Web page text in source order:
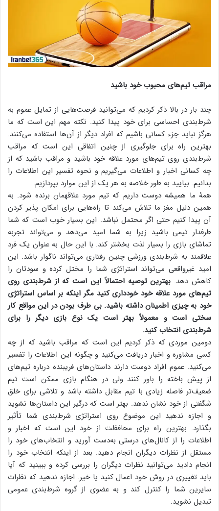
مراقب تیم‌های محبوب خود باشید
چند بار در بالا ذکر کردیم که می‌توانید فرصت‌هایی از تمایل عموم به
‌شرط‌بندی احساسی برای خود پیدا کنید. نکته مهم این است که ما
هرگز نباید جزء کسانی باشیم که افراد دیگر از آن‌ها استفاده می‌کنند.
بهترین راه برای جلوگیری از چنین اتفاقی این است که مراقب
شرط‌بندی روی تیم‌های مورد علاقه خود باشید و مراقب باشید که از
چه کسانی اخبار و اطلاعات می‌گیریم و نحوه تفسیر این اطلاعات را
بدانیم. بیایید به طور خلاصه به هر یک از این موارد بپردازیم.
همۀ ما همیشه دوست داریم که تیم مورد علاقه‎مان برنده شود. به
همین دلیل مغز ما تلاش می‌کند تا راه‌هایی برای امکان پذیر کردن
آن پیدا کنیم حتی اگر محتمل نباشد. این بسیار خوب است که شما
طرفدار تیمی باشید زیرا به شما امید می‌دهد و می‌تواند تجربه
تماشای بازی را بسیار لذت بخش‎تر کند. با این حال به عنوان یک فرد
علاقمند به شرط‌بندی ورزشی چنین رفتاری می‌تواند ناگوار باشد. این
امید غیرواقعی می‌تواند استراتژی شما را مختل کرده و سودتان را
کاهش دهد. بهترین توصیه احتمالاً این است که از شرط‌بندی روی
تیم‌های مورد علاقه خود خودداری کنید مگر این‎که بر اساس استراتژی
خود به چیزی اطمینان داشته باشید. بی طرف بودن در این مواقع کار
سختی است و معمولاً بهتر است یک نوع بازی دیگر را برای
شرط‌بندی انتخاب کنید.
دومین موردی که ذکر کردیم این است که مراقب باشید که از چه
کسی مشاوره و اخبار دریافت می‌کنید و چگونه این اطلاعات را تفسیر
می‌کنید. عموم افراد دوست دارند داستان‌های فریبنده درباره تیم‌های
از پیش باخته را باور کنند ولی در هنگام بازی ممکن است تیم
ضعیف‌تر فاصله زیادی با تیم مقابل داشته باشد و تلاشی برای خلق
شگفتی از خود نشان ندهد. بهتر است که درگیر این داستان‌ها نشوید
و اجازه ندهید این موضوع روی استراتژی شرط‌بندی شما تأثیر
بگذارد. بهترین راه برای محافظت از خود این است که اخبار و
اطلاعات را از کانال‌های درستی به‌دست آورید و انتخاب‌های خود را
مستقل از نظرات دیگران انجام دهید. بعد از اینکه انتخاب خود را
انجام دادید می‌توانید نظرات دیگران را بررسی کرده و ببینید که آیا
باید تغییری در روش خود اعمال کنید یا خیر. اجازه ندهید که نظرات
سایرین شما را کنترل کند و به عضوی از گروه ‌شرط‌بندی عمومی
تبدیل نشوید.